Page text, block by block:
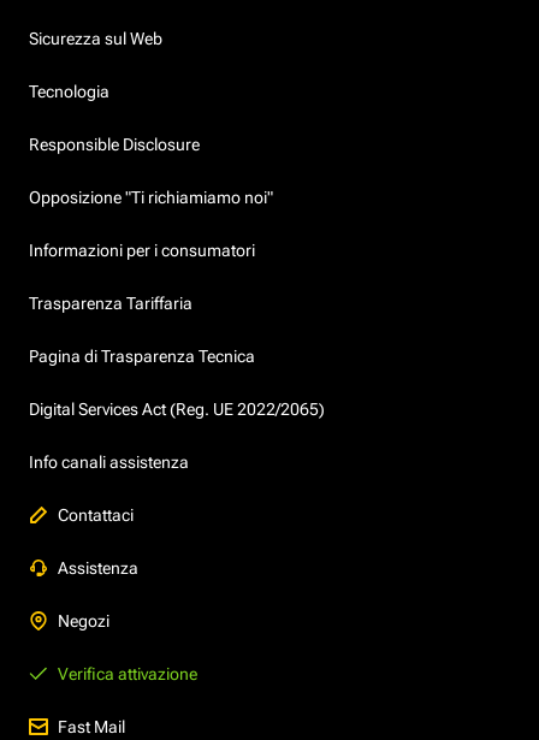
Sicurezza sul Web
Tecnologia
Responsible Disclosure
Opposizione "Ti richiamiamo noi"
Informazioni per i consumatori
Trasparenza Tariffaria
Pagina di Trasparenza Tecnica
Digital Services Act (Reg. UE 2022/2065)
Info canali assistenza
Contattaci
Assistenza
Negozi
Verifica attivazione
Fast Mail